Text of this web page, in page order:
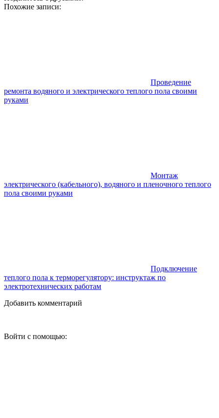
Похожие записи:
Проведение
ремонта водяного и электрического теплого пола своими
руками
Монтаж
электрического (кабельного), водяного и пленочного теплого
пола своими руками
Подключение
теплого пола к терморегулятору: инструктаж по
электротехнических работам
Добавить комментарий
Войти с помощью: